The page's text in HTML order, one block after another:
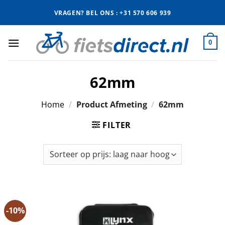
VRAGEN? BEL ONS : +31 570 606 939
0
62mm
Home / Product Afmeting / 62mm
FILTER
-10%